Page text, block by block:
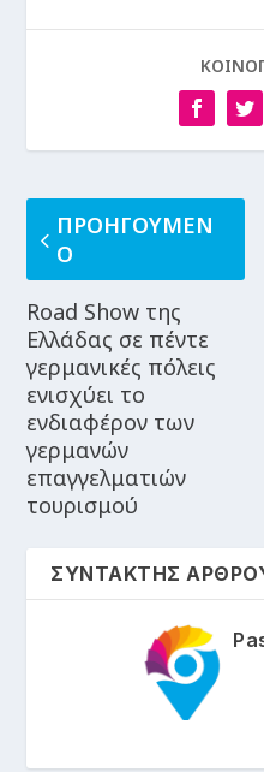
ΠΡΟΗΓΟΥΜΕΝ
Ο
Road Show της
Ελλάδας σε πέντε
γερμανικές πόλεις
ενισχύει το
ενδιαφέρον των
γερμανών
επαγγελματιών
τουρισμού
ΣΥΝΤΑΚΤΗΣ